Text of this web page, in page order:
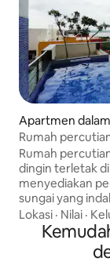
Apartmen
Rumah
pemandangan
lapangan
Rumah
dingin terletak
menyediakan
sungai yang
Permata
balkoni yang
matahari terbit -
Lokasi · Nilai ·